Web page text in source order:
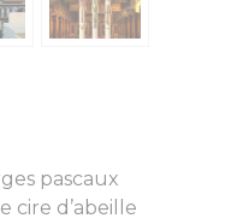
pascaux
cire d’abeille